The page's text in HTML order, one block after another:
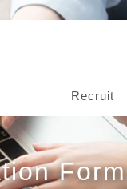
Recruit
Form